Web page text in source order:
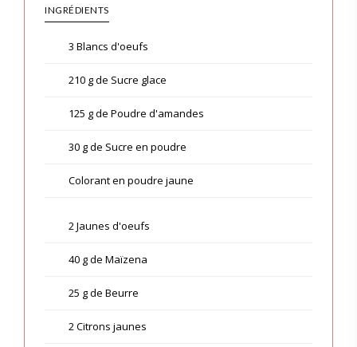
INGRÉDIENTS
3 Blancs d'oeufs
210 g de Sucre glace
125 g de Poudre d'amandes
30 g de Sucre en poudre
Colorant en poudre jaune
2 Jaunes d'oeufs
40 g de Maïzena
25 g de Beurre
2 Citrons jaunes